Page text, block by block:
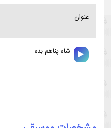
عنوان
شاه پناهم بده